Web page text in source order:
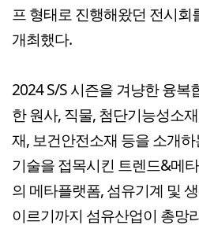
프 형태로 진행해왔던 전시회
개최했다.
2024 S/S 시즌을 겨냥한 융복
한 원사, 직물, 첨단기능성소
재, 보건안전소재 등을 소개
기술을 접목시킨 트렌드&메
의 메타플랫폼, 섬유기계 및
이르기까지 섬유산업이 총망